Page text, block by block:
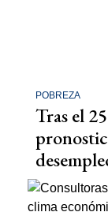
POBREZA
Tras el